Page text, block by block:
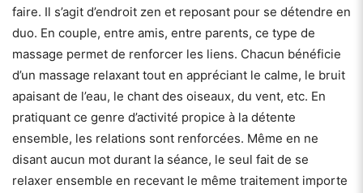
faire. Il s’agit d’endroit zen et reposant pour se détendre en
duo. En couple, entre amis, entre parents, ce type de
massage permet de renforcer les liens. Chacun bénéficie
d’un massage relaxant tout en appréciant le calme, le bruit
apaisant de l’eau, le chant des oiseaux, du vent, etc. En
pratiquant ce genre d’activité propice à la détente
ensemble, les relations sont renforcées. Même en ne
disant aucun mot durant la séance, le seul fait de se
relaxer ensemble en recevant le même traitement importe